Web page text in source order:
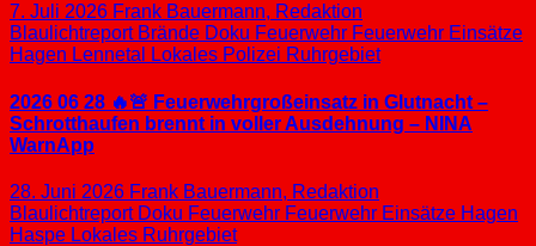
7. Juli 2026 Frank Bauermann, Redaktion
Blaulichtreport Brände Doku Feuerwehr Feuerwehr Einsätze
Hagen Lennetal Lokales Polizei Ruhrgebiet
2026 06 28 🔥🚨 Feuerwehrgroßeinsatz in Glutnacht –
Schrotthaufen brennt in voller Ausdehnung – NINA
WarnApp
28. Juni 2026 Frank Bauermann, Redaktion
Blaulichtreport Doku Feuerwehr Feuerwehr Einsätze Hagen
Haspe Lokales Ruhrgebiet